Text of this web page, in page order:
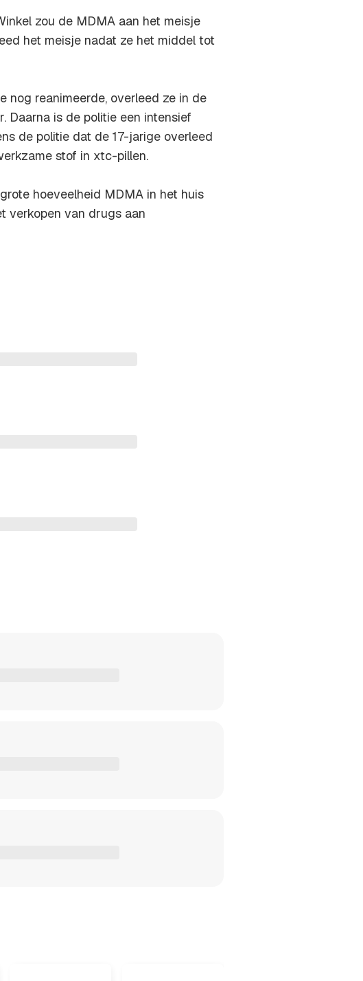
zou de MDMA aan het meisje
het meisje nadat ze het middel tot
nog reanimeerde, overleed ze in de
Daarna is de politie een intensief
de politie dat de 17-jarige overleed
stof in xtc-pillen.
hoeveelheid MDMA in het huis
verkopen van drugs aan